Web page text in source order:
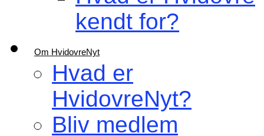
kendt for?
Om HvidovreNyt
Hvad er
HvidovreNyt?
Bliv medlem